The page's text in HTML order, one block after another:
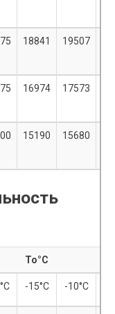
18841 19507
16974 17573
15190 15680
To°С
-15°С -10°С